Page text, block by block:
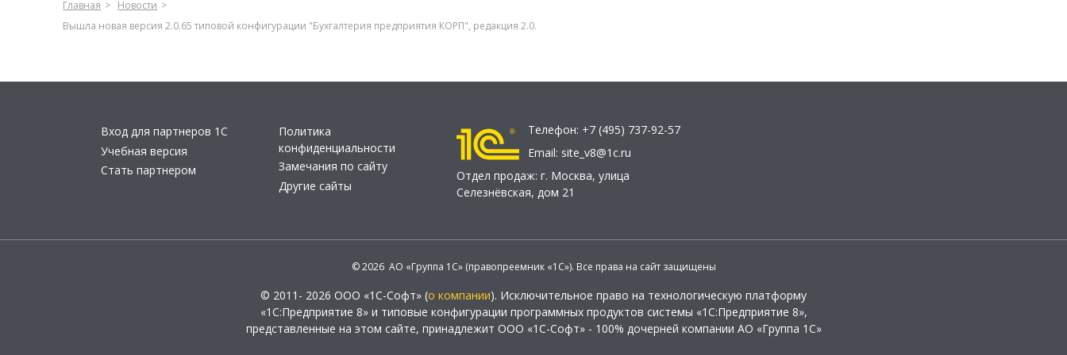
Главная
Новости
Вышла новая версия 2.0.65 типовой конфигурации "Бухгалтерия предприятия КОРП", редакция 2.0.
Вход для партнеров 1С
Учебная версия
Стать партнером
Политика
конфиденциальности
Замечания по сайту
Другие сайты
Телефон: +7 (495) 737-92-57
Email: site_v8@1c.ru
Отдел продаж: г. Москва, улица
Селезнёвская, дом 21
© 2026 АО «Группа 1С» (правопреемник «1С»). Все права на сайт защищены
© 2011- 2026 ООО «1С-Софт» (о компании). Исключительное право на технологическую платформу
«1С:Предприятие 8» и типовые конфигурации программных продуктов системы «1С:Предприятие 8»,
представленные на этом сайте, принадлежит ООО «1С-Софт» - 100% дочерней компании АО «Группа 1С»